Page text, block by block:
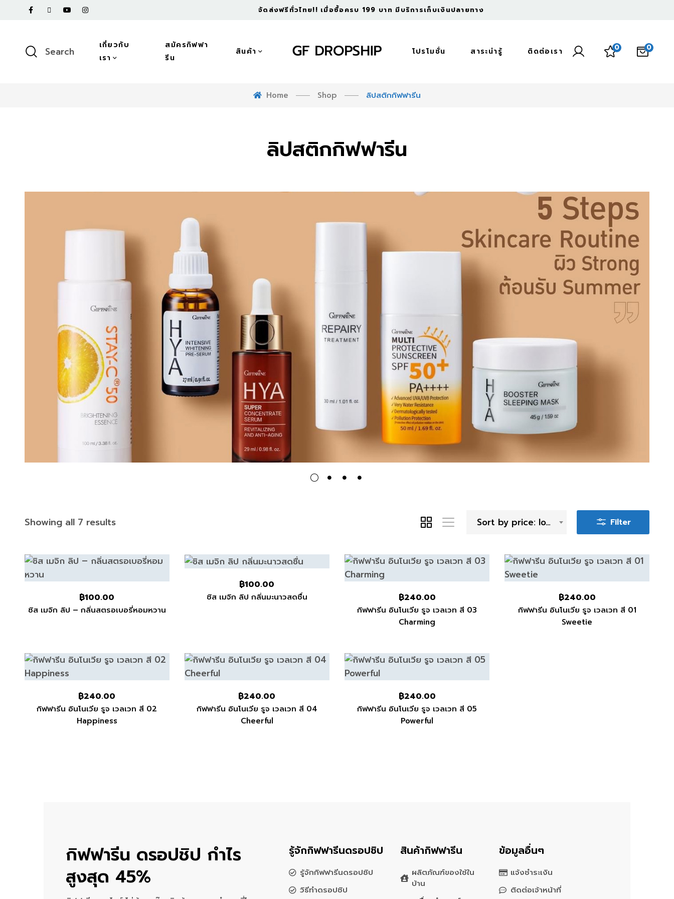
จัดส่งฟรีทั่วไทย!! เมื่อซื้อครบ 199 บาท มีบริการเก็บเงินปลายทาง
Search
เกี่ยวกับ
เรา
สมัครกิฟฟา
รีน
สินค้า โปรโมชั่น สาระน่ารู้ ติดต่อเรา 0 0
Home Shop ลิปสติกกิฟฟารีน
ลิปสติกกิฟฟารีน
Showing all 7 results Sort by price: low to high Filter
฿100.00
ชิส เมจิก ลิป – กลิ่นสตรอเบอรี่หอมหวาน
฿100.00
ชิส เมจิก ลิป กลิ่นมะนาวสดชื่น ฿240.00
กิฟฟารีน อินโนเวีย รูจ เวลเวท สี 03
Charming
฿240.00
กิฟฟารีน อินโนเวีย รูจ เวลเวท สี 01
Sweetie
฿240.00
กิฟฟารีน อินโนเวีย รูจ เวลเวท สี 02
Happiness
฿240.00
กิฟฟารีน อินโนเวีย รูจ เวลเวท สี 04
Cheerful
฿240.00
กิฟฟารีน อินโนเวีย รูจ เวลเวท สี 05
Powerful
กิฟฟารีน ดรอปชิป กำไร
สูงสุด 45%
รู้จักกิฟฟารีนดรอปชิป
รู้จักกิฟฟารีนดรอปชิป
วิธีทำดรอปชิป
สินค้ากิฟฟารีน
ผลิตภัณฑ์ของใช้ใน
บ้าน
ข้อมูลอื่นๆ
แจ้งชำระเงิน
ติดต่อเจ้าหน้าที่